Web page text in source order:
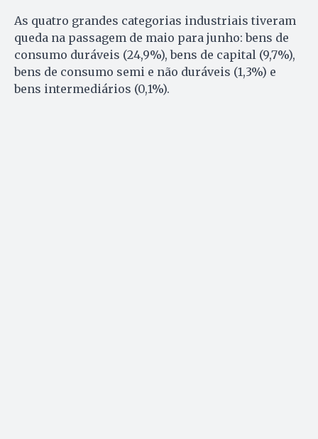
As quatro grandes categorias industriais tiveram
queda na passagem de maio para junho: bens de
consumo duráveis (24,9%), bens de capital (9,7%),
bens de consumo semi e não duráveis (1,3%) e
bens intermediários (0,1%).